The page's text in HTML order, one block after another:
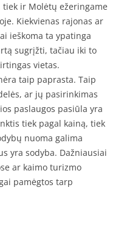
ir Molėtų ežeringame
Kiekvienas rajonas ar
ieškoma ta ypatinga
sugrįžti, tačiau iki to
vietas.
taip paprasta. Taip
ar jų pasirinkimas
paslaugos pasiūla yra
tiek pagal kainą, tiek
nuoma galima
yra sodyba. Dažniausiai
ar kaimo turizmo
pamėgtos tarp